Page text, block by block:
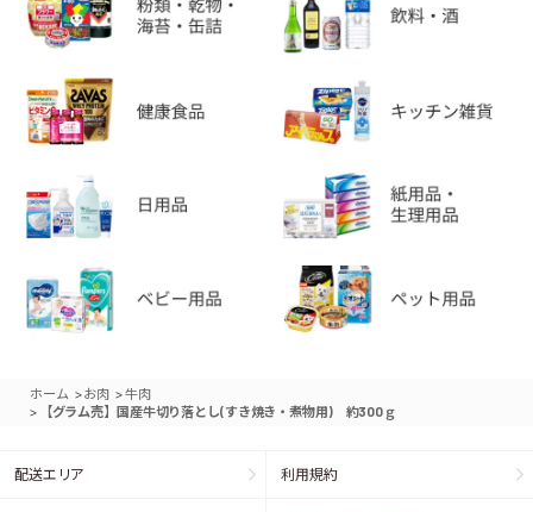
ホーム >お肉 >牛肉
> 【グラム売】国産牛切り落とし(すき焼き・煮物用) 約300ｇ
配送エリア 利用規約